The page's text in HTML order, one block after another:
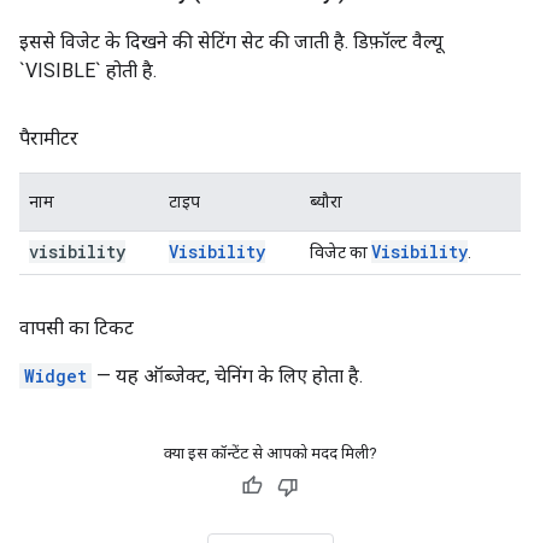
इससे विजेट के दिखने की सेटिंग सेट की जाती है. डिफ़ॉल्ट वैल्यू
`VISIBLE` होती है.
पैरामीटर
नाम टाइप ब्यौरा
visibility Visibility विजेट काVisibility
वापसी का टिकट
Widget — यह ऑब्जेक्ट, चेनिंग के लिए होता है.
क्या इस कॉन्टेंट से आपको मदद मिली?